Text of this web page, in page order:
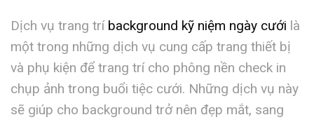
Dịch vụ trang trí background kỹ niệm ngày cưới là
một trong những dịch vụ cung cấp trang thiết bị
và phụ kiện để trang trí cho phông nền check in
chụp ảnh trong buổi tiệc cưới. Những dịch vụ này
sẽ giúp cho background trở nên đẹp mắt, sang